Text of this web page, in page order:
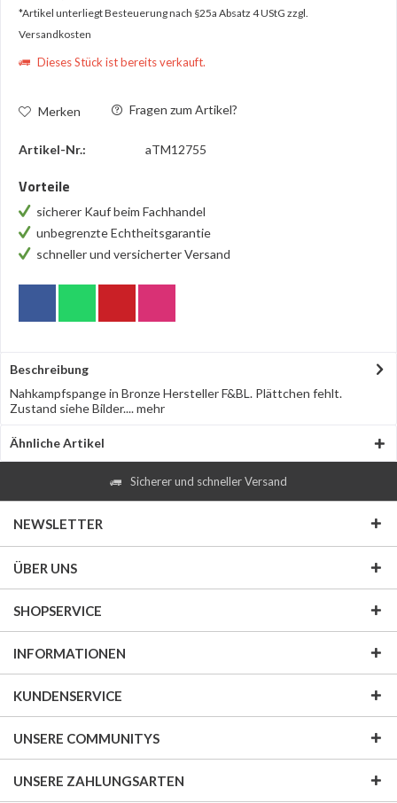
*Artikel unterliegt Besteuerung nach §25a Absatz 4 UStG zzgl.
Versandkosten
Dieses Stück ist bereits verkauft.
Merken Fragen zum Artikel?
Artikel-Nr.: aTM12755
Vorteile
sicherer Kauf beim Fachhandel
unbegrenzte Echtheitsgarantie
schneller und versicherter Versand
Beschreibung
Nahkampfspange in Bronze Hersteller F&BL. Plättchen fehlt.
Zustand siehe Bilder....mehr
Ähnliche Artikel
Sicherer und schneller Versand
NEWSLETTER
ÜBER UNS
SHOPSERVICE
INFORMATIONEN
KUNDENSERVICE
UNSERE COMMUNITYS
UNSERE ZAHLUNGSARTEN